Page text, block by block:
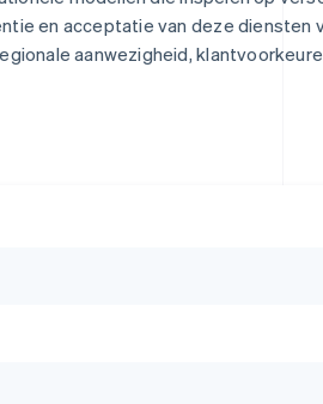
en acceptatie van deze diensten
aanwezigheid,